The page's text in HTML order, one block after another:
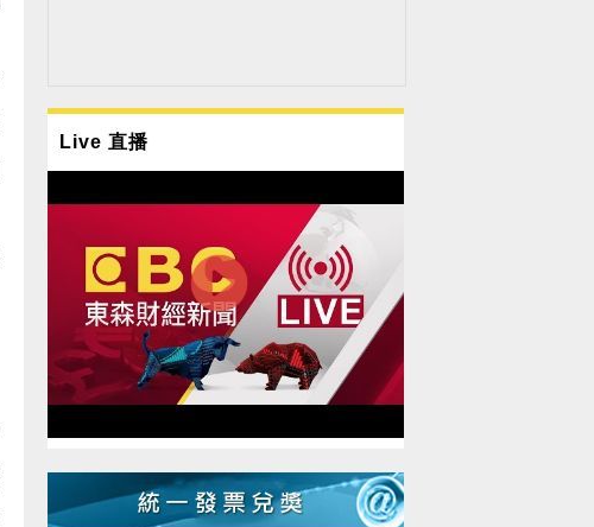
Live 直播